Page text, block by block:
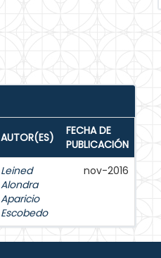
AUTOR(ES)
FECHA DE
PUBLICACIÓN
Leined
Alondra
Aparicio
Escobedo
nov-2016